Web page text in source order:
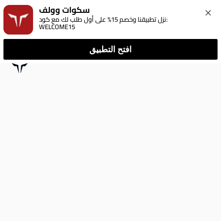
سكوات وولف
نزل تطبيقنا وخصم 15% على أول طلب لك مع كود:
WELCOME15
افتح التطبيق